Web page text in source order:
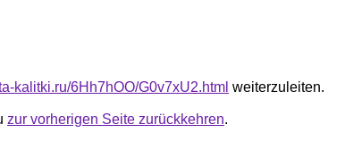
kalitki.ru/6Hh7hOO/G0v7xU2.html weiterzuleiten.
zur vorherigen Seite zurückkehren.